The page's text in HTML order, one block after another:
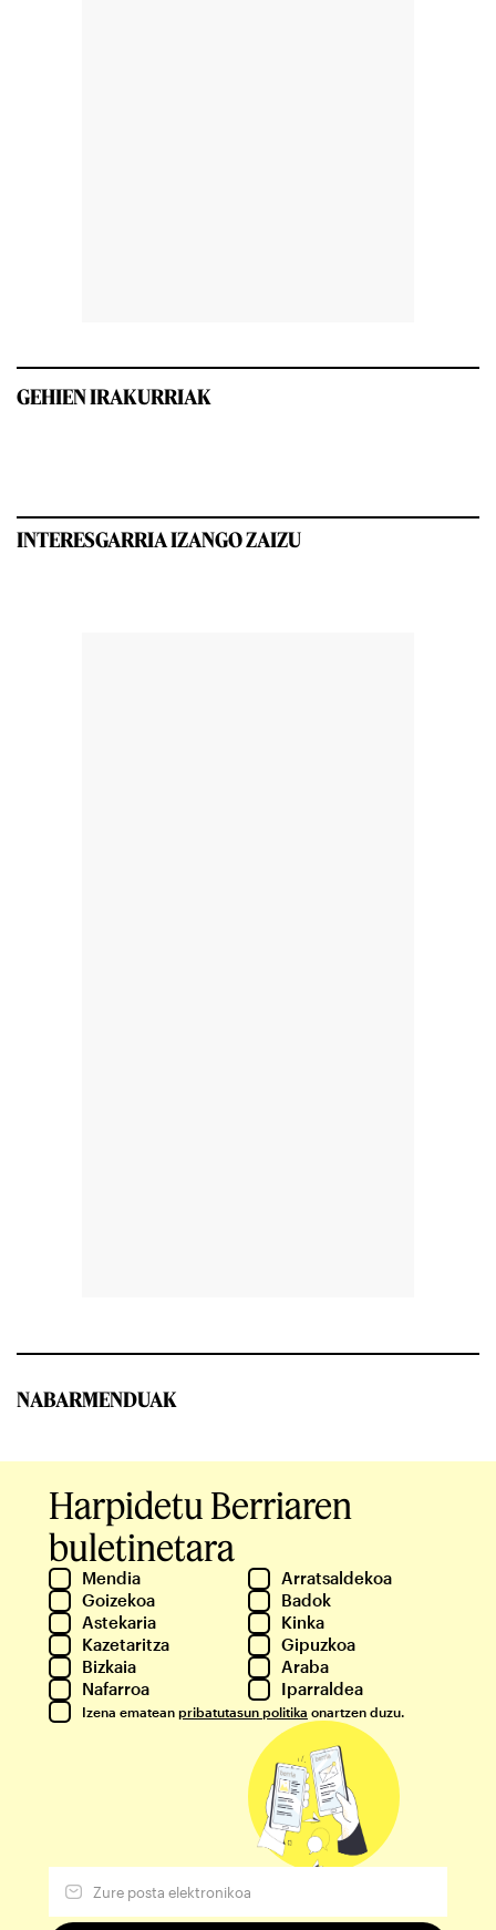
GEHIEN IRAKURRIAK
INTERESGARRIA IZANGO ZAIZU
NABARMENDUAK
Harpidetu Berriaren
buletinetara
Mendia
Arratsaldekoa
Goizekoa
Badok
Astekaria
Kinka
Kazetaritza
Gipuzkoa
Bizkaia
Araba
Nafarroa
Iparraldea
Izena ematean pribatutasun politika onartzen duzu.